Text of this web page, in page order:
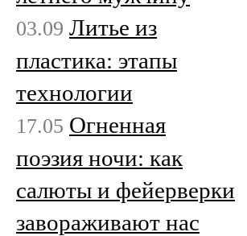
03.09 Литье из
пластика: этапы
технологии
17.05 Огненная
поэзия ночи: как
салюты и фейерверки
завораживают нас